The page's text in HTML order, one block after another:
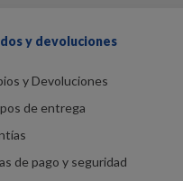
y devoluciones
y Devoluciones
de entrega
de pago y seguridad